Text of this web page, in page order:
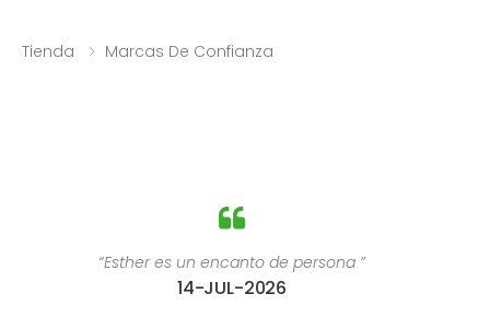
Tienda Marcas De Confianza
“Estoy súper contenta con el